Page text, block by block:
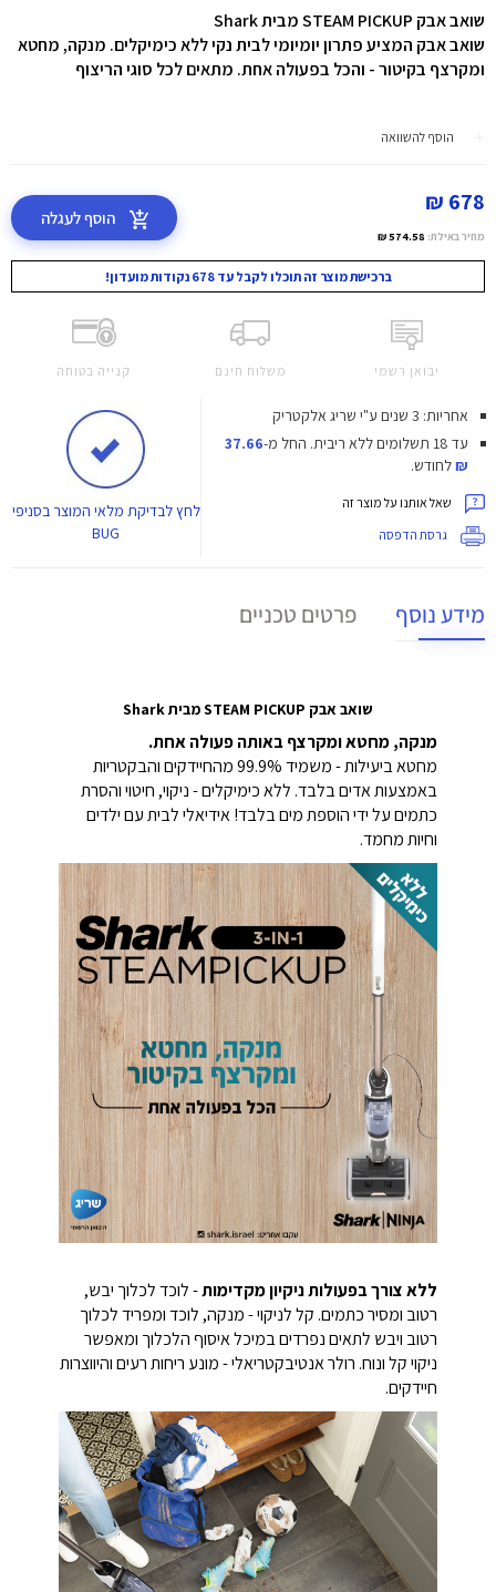
שואב אבק STEAM PICKUP מבית Shark
שואב אבק המציע פתרון יומיומי לבית נקי ללא כימיקלים. מנקה, מחטא
ומקרצף בקיטור - והכל בפעולה אחת. מתאים לכל סוגי הריצוף
הוסף להשוואה
678 ₪
מחיר באילת: 574.58 ₪
הוסף לעגלה
ברכישת מוצר זה תוכלו לקבל עד 678 נקודות מועדון!
יבואן רשמי משלוח חינם קנייה בטוחה
אחריות: 3 שנים ע"י שריג אלקטריק
עד 18 תשלומים ללא ריבית.
החל מ-37.66
₪לחודש.
שאל אותנו על מוצר זה
גרסת הדפסה
לחץלבדיקת מלאי המוצר בסניפי
BUG
מידע נוסף פרטים טכניים
שואב אבק STEAM PICKUP מבית Shark
מנקה, מחטא ומקרצף באותה פעולה אחת.
מחטא ביעילות - משמיד 99.9% מהחיידקים והבקטריות
באמצעות אדים בלבד. ללא כימיקלים - ניקוי, חיטוי והסרת
כתמים על ידי הוספת מים בלבד! אידיאלי לבית עם ילדים
וחיות מחמד.
ללא צורך בפעולות ניקיון מקדימות- לוכד לכלוך יבש,
רטוב ומסיר כתמים. קל לניקוי - מנקה, לוכד ומפריד לכלוך
רטוב ויבש לתאים נפרדים במיכל איסוף הלכלוך ומאפשר
ניקוי קל ונוח. רולר אנטיבקטריאלי - מונע ריחות רעים והיווצרות
חיידקים.